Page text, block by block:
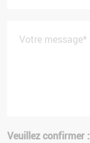
Votre message*
Veuillez confirmer :